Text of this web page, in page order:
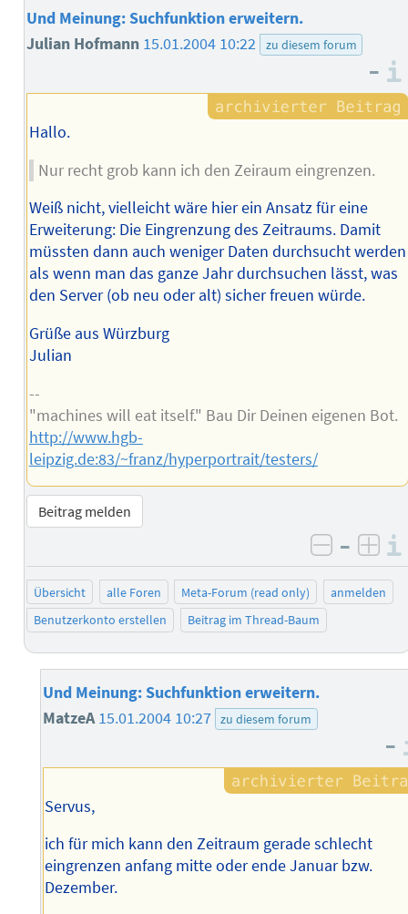
Und Meinung: Suchfunktion erweitern.
Julian Hofmann 15.01.2004 10:22 zu diesem forum
–
Hallo.
Nur recht grob kann ich den Zeiraum eingrenzen.
Weiß nicht, vielleicht wäre hier ein Ansatz für eine
Erweiterung: Die Eingrenzung des Zeitraums. Damit
müssten dann auch weniger Daten durchsucht werden
als wenn man das ganze Jahr durchsuchen lässt, was
den Server (ob neu oder alt) sicher freuen würde.
Grüße aus Würzburg
Julian
--
"machines will eat itself." Bau Dir Deinen eigenen Bot.
http://www.hgb-
leipzig.de:83/~franz/hyperportrait/testers/
Beitrag melden
negativ
–
Übersicht alle Foren Meta-Forum (read only)
anmelden
Benutzerkonto erstellen
Beitrag im Thread-Baum
Und Meinung: Suchfunktion erweitern.
MatzeA15.01.2004 10:27 zu diesem forum
–
Servus,
ich für mich kann den Zeitraum gerade schlecht
eingrenzen anfang mitte oder ende Januar bzw.
Dezember.